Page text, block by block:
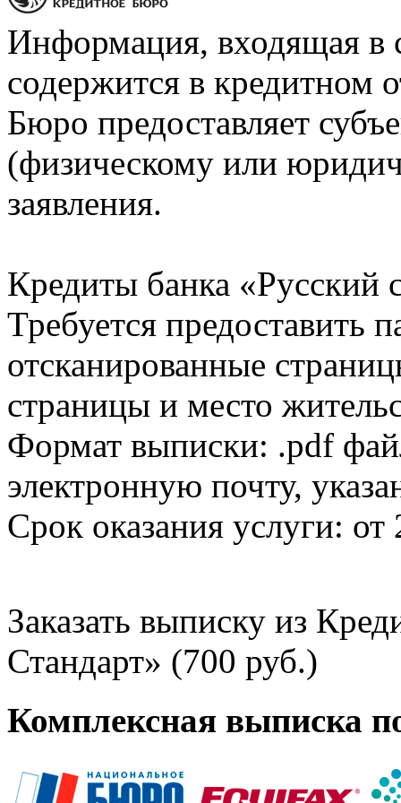
Информация, входящая в
содержится в кредитном
Бюро предоставляет
(физическому или
заявления.
Кредиты банка «Русский
Требуется предоставить
отсканированные
страницы и место
Формат выписки: .pdf
электронную почту,
Срок оказания услуги: от
Заказать выписку из
Стандарт» (700 руб.)
Комплексная выписка